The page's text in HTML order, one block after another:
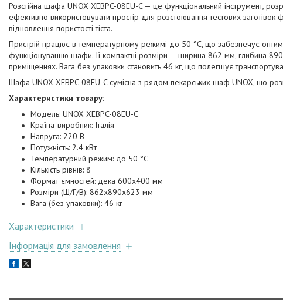
Розстійна шафа UNOX XEBPC-08EU-C — це функціональний інструмент,
ефективно використовувати простір для розстоювання тестових
відновлення пористості тіста.
Пристрій працює в температурному режимі до 50 °C, що забезпечує
функціонуванню шафи. Її компактні розміри — ширина 862 мм, глибина
приміщеннях. Вага без упаковки становить 46 кг, що полегшує
Шафа UNOX XEBPC-08EU-C сумісна з рядом пекарських шаф UNOX, що
Характеристики товару:
Модель: UNOX XEBPC-08EU-C
Країна-виробник: Італія
Напруга: 220 В
Потужність: 2.4 кВт
Температурний режим: до 50 °C
Кількість рівнів: 8
Формат ємностей: дека 600х400 мм
Розміри (Ш/Г/В): 862x890x623 мм
Вага (без упаковки): 46 кг
Характеристики
Інформація для замовлення